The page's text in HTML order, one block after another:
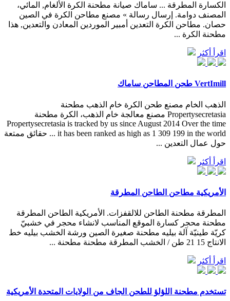
الكسارة المطرقة ... ساماك صيانة مطحنة الكرة الألغام, المائي،
المصنف دوامة. إرسال رسالة » مصنع مطاحن الكرة في الصين
حصان. مطاحن الكرة التعدين أمبير الموردين المعادن والتعدين, هذا
مطحنة الكرة ...
اقرأ أكثر
VertImill طحن المطاحن ساماك
الذهب الخام مصنع طحن الكرة خام الذهب مطحنة
Propertysecretasia مصنع معالجة خام الذهب، الكرة مطحنة
Propertysecretasia is tracked by us since August 2014 Over the time
it has been ranked as high as 1 309 199 in the world ... حقائق ممتعة
حول عمال التعدين ...
اقرأ أكثر
الأمريكية مطاحن الطاحن المطرقة
المطرقة مطحنة الطاحن للالقفزات. الأمريكية الطاحن المطرقة
مطحنة محجر كسارة الموقع المناسب لانشاء محجر في خشبيّ
كريّة طينيّة آلة بيليه مطحنة صغيرة الصين ورشة الخشب بيليه خط
الانتاج 15 21 طن / الخشب المطرقة مطحنة مطحنة ...
اقرأ أكثر
تستخدم مطحنة اللؤلؤ للطحن الجاف من الولايات المتحدة الأمريكية